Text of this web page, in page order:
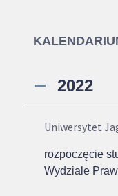
2022
Uniwersytet
rozpoczęcie
Wydziale